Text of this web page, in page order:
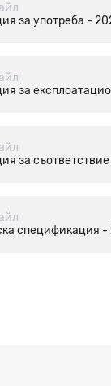
за употреба -
за
за съответствие
спецификация -